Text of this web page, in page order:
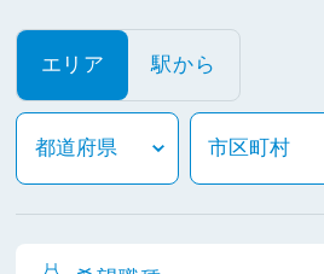
エリア 駅から